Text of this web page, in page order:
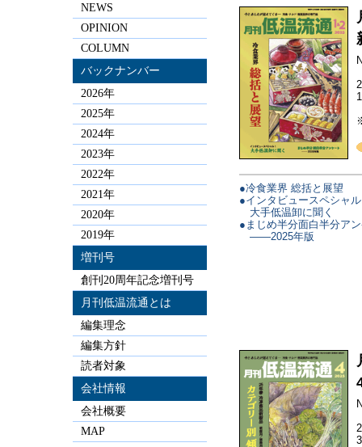
●冷食業界 総括と展望
●インタビュースペシャ
大手低温卸に聞く
●まじめ半分面白半分ア
——2025年版
NEWS
OPINION
COLUMN
バックナンバー
2026年
2025年
2024年
2023年
2022年
2021年
2020年
2019年
増刊号
創刊20周年記念増刊号
月刊低温流通とは
編集理念
編集方針
読者対象
会社情報
会社概要
MAP